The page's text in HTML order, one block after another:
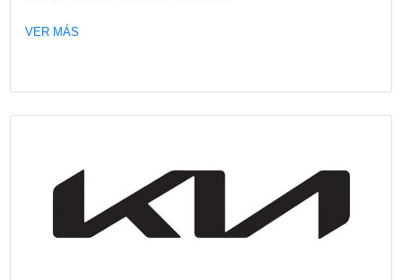
estrategia de sostenibilidad y la toma de decisiones